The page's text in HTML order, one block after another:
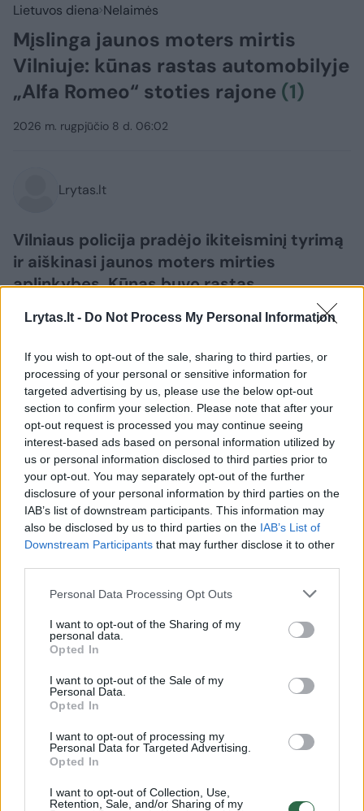
Lrytas.lt - Do Not Process My Personal Information
If you wish to opt-out of the sale, sharing to third parties, or
processing of your personal or sensitive information for
targeted advertising by us, please use the below opt-out
section to confirm your selection. Please note that after your
opt-out request is processed you may continue seeing
interest-based ads based on personal information utilized by
us or personal information disclosed to third parties prior to
your opt-out. You may separately opt-out of the further
disclosure of your personal information by third parties on the
IAB’s list of downstream participants. This information may
also be disclosed by us to third parties on the IAB’s List of
Downstream Participants that may further disclose it to other
Personal Data Processing Opt Outs
I want to opt-out of the Sharing of my
personal data.
Opted In
I want to opt-out of the Sale of my
Personal Data.
Opted In
I want to opt-out of processing my
Personal Data for Targeted Advertising.
Opted In
I want to opt-out of Collection, Use,
Retention, Sale, and/or Sharing of my
Lietuvos diena Nelaimės
Mįslinga jaunos moters mirtis
Vilniuje: kūnas rastas automobilyje
„Alfa Romeo“ stoties rajone (1)
2026 m. rugpjūčio 8 d. 06:02
Lrytas.lt
Vilniaus policija pradėjo ikiteisminį tyrimą
ir aiškinasi jaunos moters mirties
aplinkybes. Kūnas buvo rastas
automobilyje „Alfa Romeo“ stoties rajone.
Policija vis dar tikslina moters tapatybę.
Daugiau nuotraukų (1)
Kaip pranešė Vilniaus apskrities VPK,
rugpjūčio 7 d. apie 9 val. 10 min. Vilniuje,
tapatybės apie 25 m. amžiaus mirusios
moters kūnas be išorinių smurto požymių.
Lrytasžiniomis, kūnas rastas
automobilio „Alfa Romeo“ priekinėje